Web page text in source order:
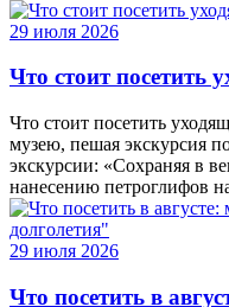
29 июля 2026
Что стоит посетить
Что стоит посетить
музею, пешая экскурсия
экскурсии: «Сохраняя в
нанесению петроглифов
29 июля 2026
Что посетить в